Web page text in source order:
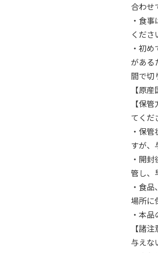
合わせ
・食
くださ
・初
がある
間で切
【原
【保
てくだ
・保
すが、
・開
管し、
・食
場所に
・本
【諸
与えな